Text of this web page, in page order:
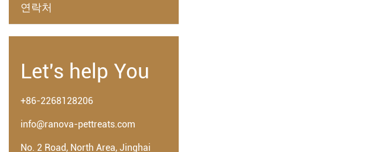
연락처
Let's help You
+86-2268128206
info@ranova-pettreats.com
No. 2 Road, North Area, Jinghai